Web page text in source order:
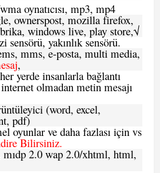
oynatıcısı, mp3, mp4
ownerspost, mozilla firefox,
windows live, play store,√
sensörü, yakınlık sensörü.
mms, e-posta, multi media,
,
yerde insanlarla bağlantı
olmadan metin mesajı
(word, excel,
pdf)
oyunlar ve daha fazlası için vs
Bilirsiniz.
mıdp 2.0 wap 2.0/xhtml, html,